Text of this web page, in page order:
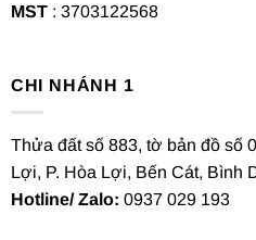
MST: 3703122568
CHI NHÁNH 1
Thửa đất số 883, tờ bản đồ số
Lợi, P. Hòa Lợi, Bến Cát, Bình
Hotline/ Zalo: 0937 029 193